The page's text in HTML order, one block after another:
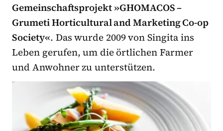
Gemeinschaftsprojekt »GHOMACOS –
Grumeti Horticultural and Marketing Co-op
Society«. Das wurde 2009 von Singita ins
Leben gerufen, um die örtlichen Farmer
und Anwohner zu unterstützen.